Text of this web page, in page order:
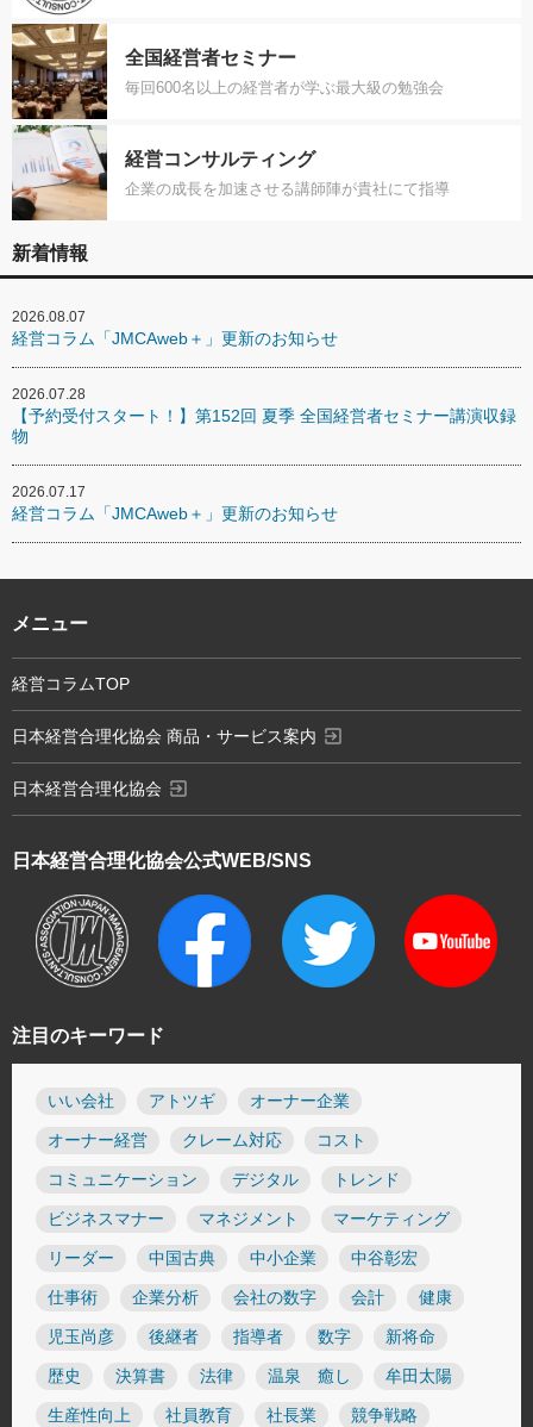
全国経営者セミナー
毎回600名以上の経営者が学ぶ最大級の勉強会
経営コンサルティング
企業の成長を加速させる講師陣が貴社にて指導
新着情報
2026.08.07
経営コラム「JMCAweb＋」更新のお知らせ
2026.07.28
【予約受付スタート！】第152回 夏季 全国経営者セミナー講演収録
物
2026.07.17
経営コラム「JMCAweb＋」更新のお知らせ
注目のキーワード
いい会社 アトツギ オーナー企業
オーナー経営 クレーム対応 コスト
コミュニケーション デジタル トレンド
ビジネスマナー マネジメント マーケティング
リーダー 中国古典 中小企業 中谷彰宏
仕事術 企業分析 会社の数字 会計 健康
児玉尚彦 後継者 指導者 数字 新将命
歴史 決算書 法律 温泉 癒し 牟田太陽
生産性向上 社員教育 社長業 競争戦略
日本経営合理化協会公式WEB/SNS
メニュー
経営コラムTOP
日本経営合理化協会 商品・サービス案内 exit_to_app
日本経営合理化協会 exit_to_app